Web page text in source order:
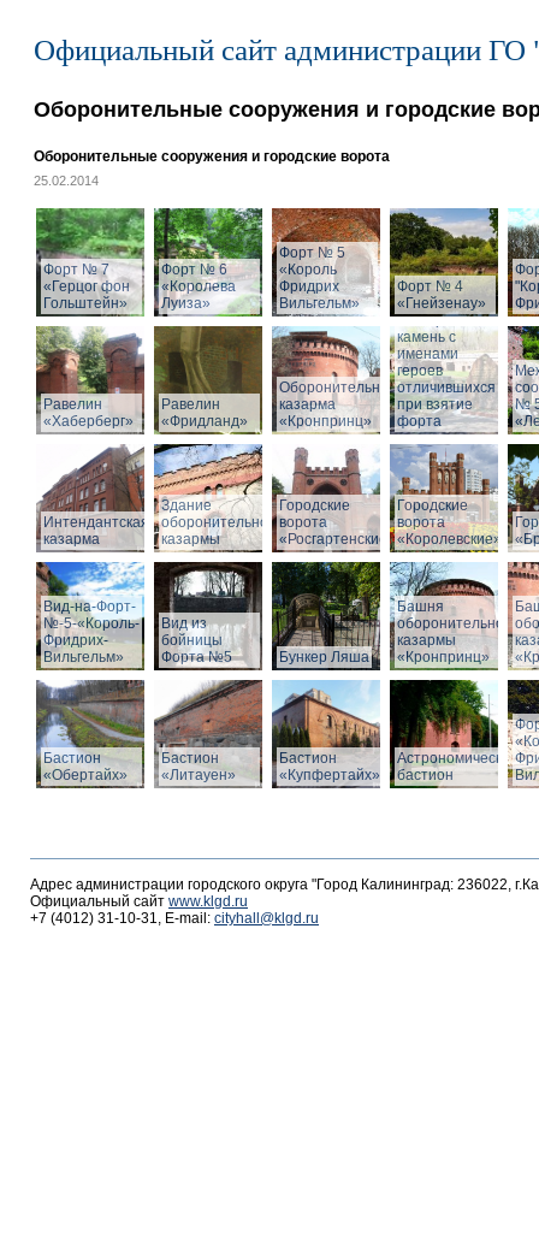
Официальный сайт администрации ГО
Оборонительные сооружения и городские
Оборонительные сооружения и городские ворота
25.02.2014
Форт № 7
«Герцог фон
Гольштейн»
Форт № 6
«Королева
Луиза»
Форт № 5
«Король
Фридрих
Вильгельм»
Форт № 4
«Гнейзенау»
Равелин
«Хаберберг»
Равелин
«Фридланд»
Оборонительная
казарма
«Кронпринц»
Мемориальный
камень с
именами
героев
отличившихся
при взятие
форта
№
Интендантская
казарма
Здание
оборонительной
казармы
Городские
ворота
«Росгартенские»
Городские
ворота
«Королевские»
Вид-на-Форт-
№-5-«Король-
Фридрих-
Вильгельм»
Вид из
бойницы
Форта №5
Бункер Ляша
Башня
оборонительной
казармы
«Кронпринц»
Бастион
«Обертайх»
Бастион
«Литауен»
Бастион
«Купфертайх»
Астрономический
бастион
Адрес администрации городского округа "Город Калининград: 236022,
Официальный сайт www.klgd.ru
+7 (4012) 31-10-31, E-mail: cityhall@klgd.ru